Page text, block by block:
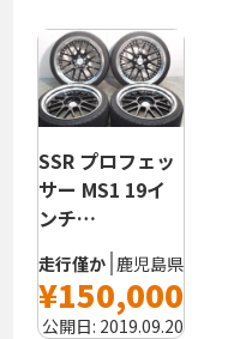
SSR プロフェッ
サー MS1 19イ
ンチ…
走行僅か 鹿児島県
¥150,000
公開日: 2019.09.20